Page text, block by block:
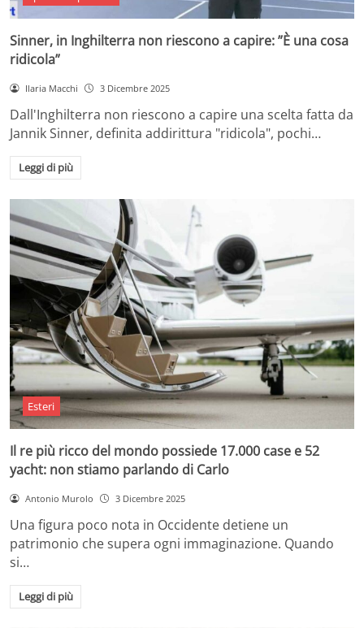
Sinner, in Inghilterra non riescono a capire: ”È una cosa
ridicola”
Ilaria Macchi 3 Dicembre 2025
Dall'Inghilterra non riescono a capire una scelta fatta da
Jannik Sinner, definita addirittura "ridicola", pochi…
Leggi di più
Esteri
Il re più ricco del mondo possiede 17.000 case e 52
yacht: non stiamo parlando di Carlo
Antonio Murolo 3 Dicembre 2025
Una figura poco nota in Occidente detiene un
patrimonio che supera ogni immaginazione. Quando
si…
Leggi di più